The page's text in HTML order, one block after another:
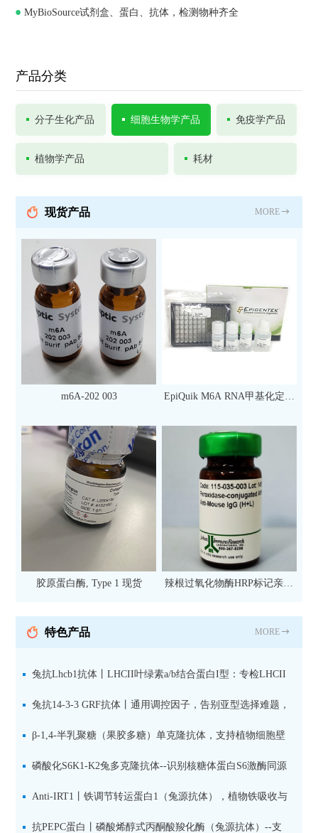
MyBioSource试剂盒、蛋白、抗体，检测物种齐全
产品分类
分子生化产品 细胞生物学产品 免疫学产品
植物学产品 耗材
现货产品 MORE
m6A-202 003
EpiQuik M6A RNA甲基化定量
次）
胶原蛋白酶, Type 1 现货
辣根过氧化物酶HRP标记亲和
抗 现货
特色产品 MORE
兔抗Lhcb1抗体丨LHCII叶绿素a/b结合蛋白I型：专检LHCII
中含量丰富的捕光蛋白
兔抗14-3-3 GRF抗体丨通用调控因子，告别亚型选择难题，
全面捕获植物信号转导枢纽蛋白
β-1,4-半乳聚糖（果胶多糖）单克隆抗体，支持植物细胞壁
果胶多糖精细结构解析
磷酸化S6K1-K2兔多克隆抗体--识别核糖体蛋白S6激酶同源
蛋白1-2的激活状态
Anti-IRT1丨铁调节转运蛋白1（兔源抗体），植物铁吸收与
微量元素代谢研究的关键工具
抗PEPC蛋白丨磷酸烯醇式丙酮酸羧化酶（兔源抗体）--支